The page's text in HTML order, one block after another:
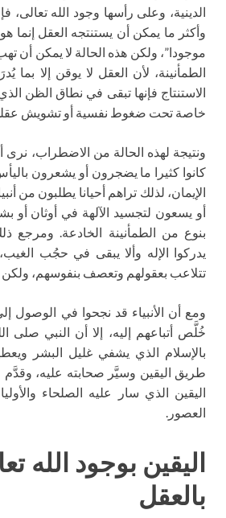
الدينية، وعلى رأسها وجود الله
وأكثر ما يمكن أن يستنتجه العقل إنما هو
موجودا”، ولكن هذه الحالة لا يمكن أن
الطمأنينة، لأن العقل لا يوقن إلا بما
الاستنتاج فإنها تبقى في نطاق الظن
خاصة تحت ضغوط نفسية أو تشويش
ونتيجة لهذه الحالة من الاضطراب،
كانوا كثيرا ما يضجرون أو يشعرون
الإيمان، لذلك تراهم أحيانا يطلبون من
أو يسعون لتجسيد الآلهة في أوثان أو
بنوع من الطمأنينة الخادعة. ومرجع
يدركوا الإله وألا يبقى في حجُب
تتلاعب بعقولهم وتعصف بنفوسهم،
ومع أن الأنبياء قد نجحوا في الوصول
خُلَّص أتباعهم إليه، إلا أن النبي صلى
بالإسلام الذي يشفي غليل البشر
طريق اليقين وسيَّر صحابته عليه، وقدَّم
اليقين الذي سار عليه الصلحاء
العصور.
اليقين بوجود الله
بالعقل